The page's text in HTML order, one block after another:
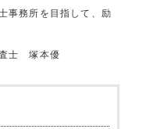
事務所を目指して、励
士 塚本優